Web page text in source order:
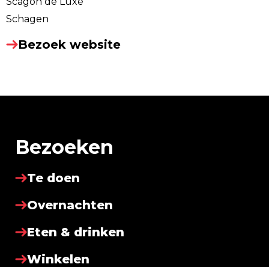
Schagen
Bezoek website
Bezoeken
Te doen
Overnachten
Eten & drinken
Winkelen